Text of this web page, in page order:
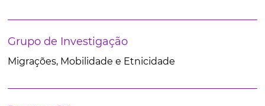
Grupo de Investigação
Migrações, Mobilidade e Etnicidade